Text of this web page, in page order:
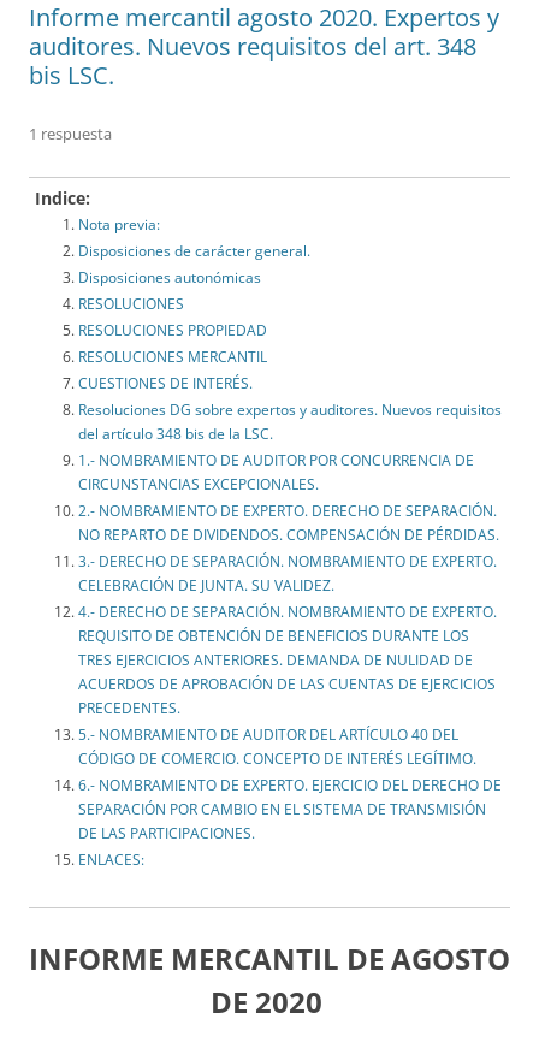
Informe mercantil agosto 2020. Expertos y
auditores. Nuevos requisitos del art. 348
bis LSC.
1 respuesta
Indice:
Nota previa:
Disposiciones de carácter general.
Disposiciones autonómicas
RESOLUCIONES
RESOLUCIONES PROPIEDAD
RESOLUCIONES MERCANTIL
CUESTIONES DE INTERÉS.
Resoluciones DG sobre expertos y auditores. Nuevos requisitos
del artículo 348 bis de la LSC.
1.- NOMBRAMIENTO DE AUDITOR POR CONCURRENCIA DE
CIRCUNSTANCIAS EXCEPCIONALES.
2.- NOMBRAMIENTO DE EXPERTO. DERECHO DE SEPARACIÓN.
NO REPARTO DE DIVIDENDOS. COMPENSACIÓN DE PÉRDIDAS.
3.- DERECHO DE SEPARACIÓN. NOMBRAMIENTO DE EXPERTO.
CELEBRACIÓN DE JUNTA. SU VALIDEZ.
4.- DERECHO DE SEPARACIÓN. NOMBRAMIENTO DE EXPERTO.
REQUISITO DE OBTENCIÓN DE BENEFICIOS DURANTE LOS
TRES EJERCICIOS ANTERIORES. DEMANDA DE NULIDAD DE
ACUERDOS DE APROBACIÓN DE LAS CUENTAS DE EJERCICIOS
PRECEDENTES.
5.- NOMBRAMIENTO DE AUDITOR DEL ARTÍCULO 40 DEL
CÓDIGO DE COMERCIO. CONCEPTO DE INTERÉS LEGÍTIMO.
6.- NOMBRAMIENTO DE EXPERTO. EJERCICIO DEL DERECHO DE
SEPARACIÓN POR CAMBIO EN EL SISTEMA DE TRANSMISIÓN
DE LAS PARTICIPACIONES.
ENLACES:
INFORME MERCANTIL DE AGOSTO
DE 2020